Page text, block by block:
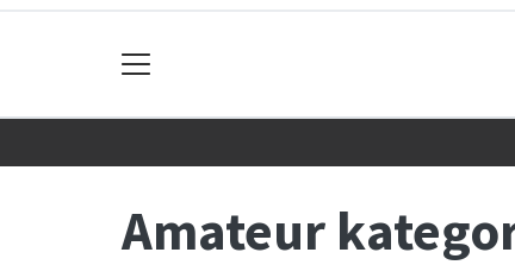
Amateur